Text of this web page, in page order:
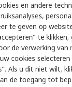
en andere
te geven op
te klikken,
de verwerking van
cookies
Als u dit niet wilt,
de toegang tot